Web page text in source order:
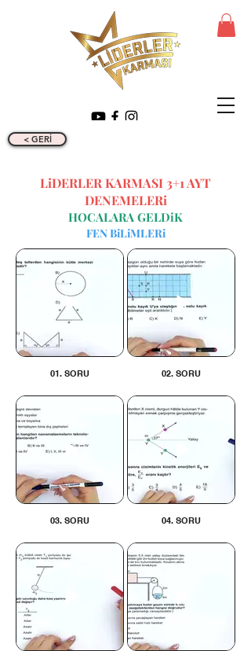
< GERİ
LiDERLER KARMASI 3+1 AYT
DENEMELERi
HOCALARA GELDiK
FEN BiLiMLERi
01. SORU 02. SORU
03. SORU 04. SORU